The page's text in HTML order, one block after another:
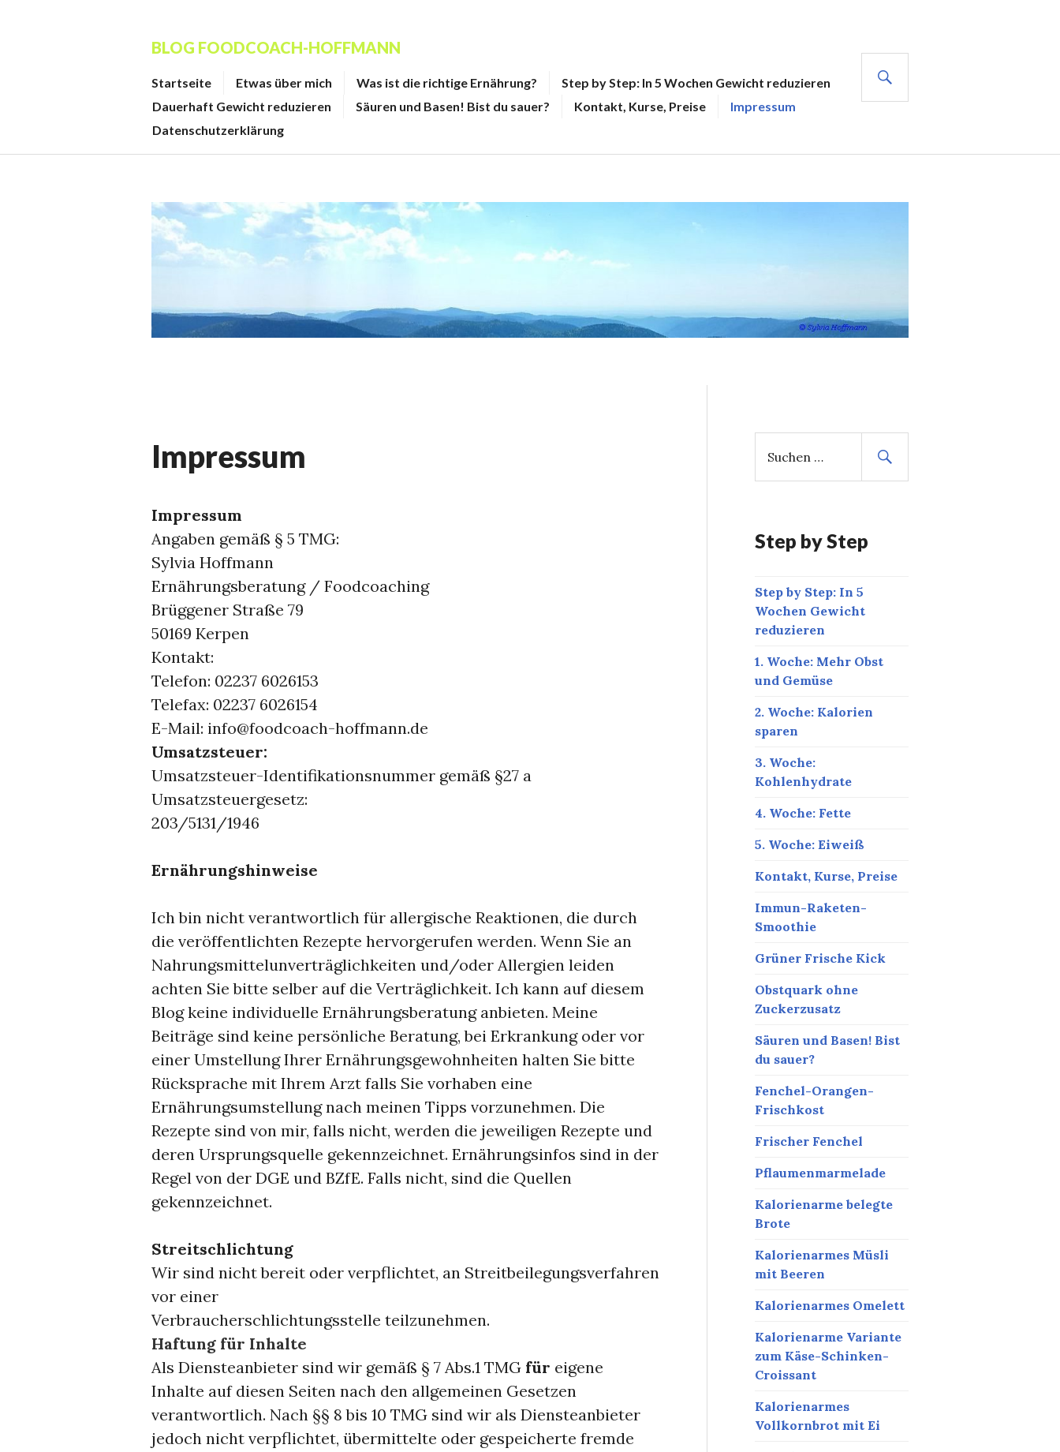
BLOG FOODCOACH-HOFFMANN
Startseite Etwas über mich Was ist die richtige Ernährung?
Step by Step: In 5 Wochen Gewicht reduzieren
Dauerhaft Gewicht reduzieren
Säuren und Basen! Bist du sauer? Kontakt, Kurse, Preise
Impressum
Datenschutzerklärung
Impressum
Impressum
Angaben gemäß § 5 TMG:
Sylvia Hoffmann
Ernährungsberatung / Foodcoaching
Brüggener Straße 79
50169 Kerpen
Kontakt:
Telefon: 02237 6026153
Telefax: 02237 6026154
E-Mail: info@foodcoach-hoffmann.de
Umsatzsteuer:
Umsatzsteuer-Identifikationsnummer gemäß §27 a
Umsatzsteuergesetz:
203/5131/1946
Ernährungshinweise
Ich bin nicht verantwortlich für allergische Reaktionen, die durch
die veröffentlichten Rezepte hervorgerufen werden. Wenn Sie an
Nahrungsmittelunverträglichkeiten und/oder Allergien leiden
achten Sie bitte selber auf die Verträglichkeit. Ich kann auf diesem
Blog keine individuelle Ernährungsberatung anbieten. Meine
Beiträge sind keine persönliche Beratung, bei Erkrankung oder vor
einer Umstellung Ihrer Ernährungsgewohnheiten halten Sie bitte
Rücksprache mit Ihrem Arzt falls Sie vorhaben eine
Ernährungsumstellung nach meinen Tipps vorzunehmen. Die
Rezepte sind von mir, falls nicht, werden die jeweiligen Rezepte und
deren Ursprungsquelle gekennzeichnet. Ernährungsinfos sind in der
Regel von der DGE und BZfE. Falls nicht, sind die Quellen
gekennzeichnet.
Streitschlichtung
Wir sind nicht bereit oder verpflichtet, an Streitbeilegungsverfahren
vor einer
Verbraucherschlichtungsstelle teilzunehmen.
Haftung für Inhalte
Als Diensteanbieter sind wir gemäß § 7 Abs.1 TMG für eigene
Inhalte auf diesen Seiten nach den allgemeinen Gesetzen
verantwortlich. Nach §§ 8 bis 10 TMG sind wir als Diensteanbieter
jedoch nicht verpflichtet, übermittelte oder gespeicherte fremde
c
n
c
h
:
Step by Step
Step by Step: In 5
Wochen Gewicht
reduzieren
1. Woche: Mehr Obst
und Gemüse
2. Woche: Kalorien
sparen
3. Woche:
Kohlenhydrate
4. Woche: Fette
5. Woche: Eiweiß
Kontakt, Kurse, Preise
Immun-Raketen-
Smoothie
Grüner Frische Kick
Obstquark ohne
Zuckerzusatz
Säuren und Basen! Bist
du sauer?
Fenchel-Orangen-
Frischkost
Frischer Fenchel
Pflaumenmarmelade
Kalorienarme belegte
Brote
Kalorienarmes Müsli
mit Beeren
Kalorienarmes Omelett
Kalorienarme Variante
zum Käse-Schinken-
Croissant
Kalorienarmes
Vollkornbrot mit Ei